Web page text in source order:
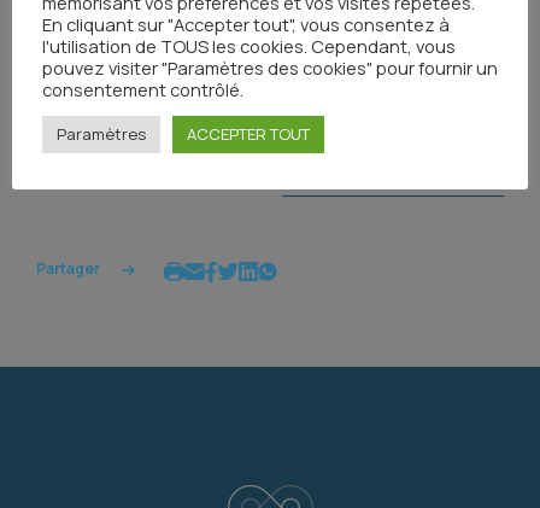
dans votre boite de réception pour le recevoir
automatiquement par la suite.
Partager
En cliquant sur "Accepter tout", vous consentez à
l'utilisation de TOUS les cookies. Cependant, vous
pouvez visiter "Paramètres des cookies" pour fournir un
consentement contrôlé.
Paramètres ACCEPTER TOUT